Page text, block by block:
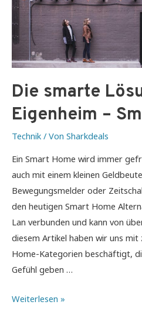
Die smarte
Eigenheim –
Technik / Von Sharkdeals
Ein Smart Home wird immer
auch mit einem kleinen
Bewegungsmelder oder
den heutigen Smart Home
Lan verbunden und kann von
diesem Artikel haben wir uns
Home-Kategorien beschäftigt,
Gefühl geben …
Die
Weiterlesen »